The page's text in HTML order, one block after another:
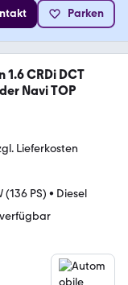
Parken
1.6 CRDi DCT
Navi TOP
Lieferkosten
(136 PS) • Diesel